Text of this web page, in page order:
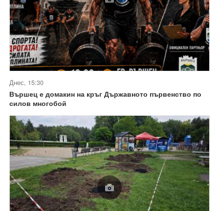
Днес, 15:30
Вършец е домакин на кръг Държавното първенство по
силов многобой